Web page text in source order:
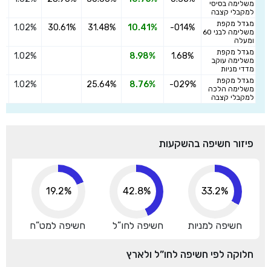
משלימה בסיסי
למקבלי קצבה
מגדל מקפת
משלימה לבני 60
ומעלה
-014%
10.41%
31.48%
30.61%
1.02%
מגדל מקפת
משלימה עוקב
מדדי מניות
1.68%
8.98%
1.02%
מגדל מקפת
משלימה הלכה
למקבלי קצבה
-029%
8.76%
25.64%
1.02%
פיזור חשיפה בהשקעות
33.2%
חשיפה למניות
42.8%
חשיפה לחו”ל
19.2%
חשיפה למט”ח
חלוקה לפי חשיפה לחו”ל ולארץ